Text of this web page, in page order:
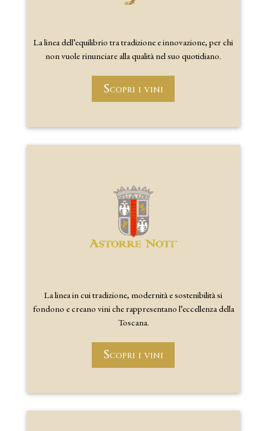
La linea dell’equilibrio tra tradizione e innovazione, per chi
non vuole rinunciare alla qualità nel suo quotidiano.
Scopri i vini
La linea in cui tradizione, modernità e sostenibilità si
fondono e creano vini che rappresentano l’eccellenza della
Toscana.
Scopri i vini